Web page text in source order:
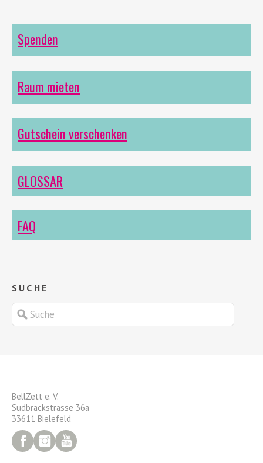
Spenden
Raum mieten
Gutschein verschenken
GLOSSAR
FAQ
SUCHE
BellZett e. V.
Sudbrackstrasse 36a
33611 Bielefeld
FacebookInstagram